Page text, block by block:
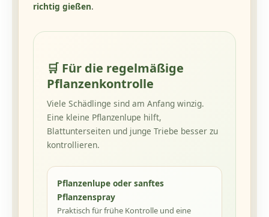
richtig gießen.
🛒 Für die regelmäßige
Pflanzenkontrolle
Viele Schädlinge sind am Anfang winzig.
Eine kleine Pflanzenlupe hilft,
Blattunterseiten und junge Triebe besser zu
kontrollieren.
Pflanzenlupe oder sanftes
Pflanzenspray
Praktisch für frühe Kontrolle und eine